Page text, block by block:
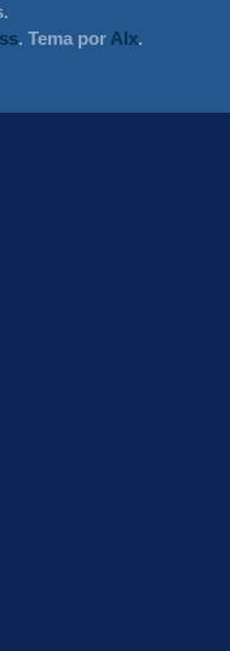
. Tema por Alx.